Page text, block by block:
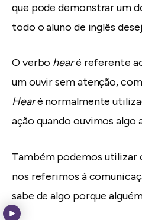
que pode demonstrar um
todo o aluno de inglês
O verbo hearé referente
um ouvir sem atenção,
Hearé normalmente
ação quando ouvimos algo
Também podemos utilizar
nos referimos à
sabe de algo porque